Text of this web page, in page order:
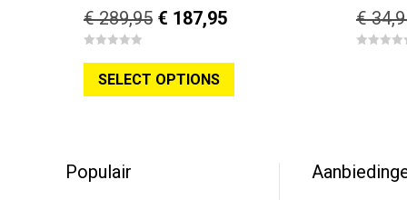
€289,95 Oorspronkelijke
was:
€ 289,95.
€ 187,95Huidige
is:
o
SELECT OPTIONS
Dit
€
Deze
Populair